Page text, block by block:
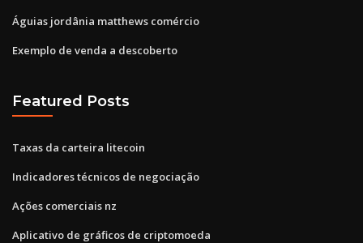
Águias jordânia matthews comércio
Exemplo de venda a descoberto
Featured Posts
Taxas da carteira litecoin
Indicadores técnicos de negociação
Ações comerciais nz
Aplicativo de gráficos de criptomoeda